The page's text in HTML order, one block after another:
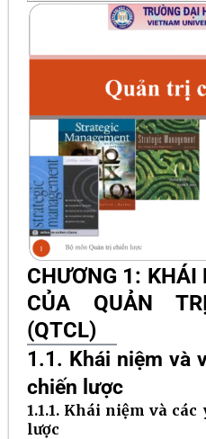
CHƯƠNG 1: KHÁI
CỦA QUẢN
(QTCL)
1.1. Khái niệm và
chiến lược
1.1.1. Khái niệm và
lược